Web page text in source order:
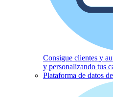
Consigue clientes y
y personalizando tus
Plataforma de datos